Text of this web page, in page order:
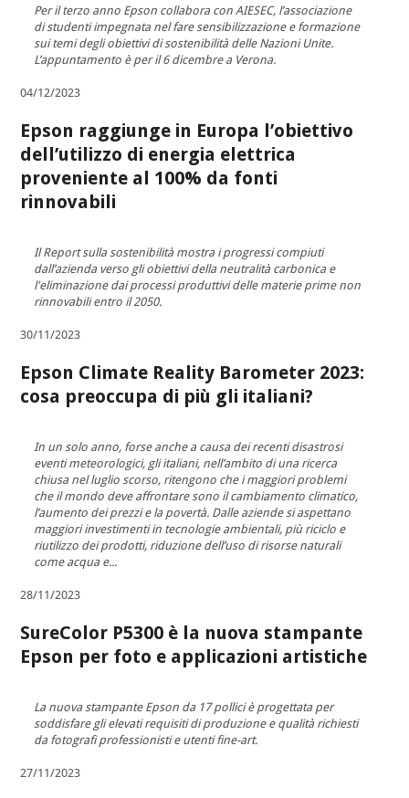
Per il terzo anno Epson collabora con AIESEC, l’associazione
di studenti impegnata nel fare sensibilizzazione e formazione
sui temi degli obiettivi di sostenibilità delle Nazioni Unite.
L’appuntamento è per il 6 dicembre a Verona.
04/12/2023
Epson raggiunge in Europa l’obiettivo
dell’utilizzo di energia elettrica
proveniente al 100% da fonti
rinnovabili
Il Report sulla sostenibilità mostra i progressi compiuti
dall’azienda verso gli obiettivi della neutralità carbonica e
l'eliminazione dai processi produttivi delle materie prime non
rinnovabili entro il 2050.
30/11/2023
Epson Climate Reality Barometer 2023:
cosa preoccupa di più gli italiani?
In un solo anno, forse anche a causa dei recenti disastrosi
eventi meteorologici, gli italiani, nell’ambito di una ricerca
chiusa nel luglio scorso, ritengono che i maggiori problemi
che il mondo deve affrontare sono il cambiamento climatico,
l’aumento dei prezzi e la povertà. Dalle aziende si aspettano
maggiori investimenti in tecnologie ambientali, più riciclo e
riutilizzo dei prodotti, riduzione dell’uso di risorse naturali
come acqua e...
28/11/2023
SureColor P5300 è la nuova stampante
Epson per foto e applicazioni artistiche
La nuova stampante Epson da 17 pollici è progettata per
soddisfare gli elevati requisiti di produzione e qualità richiesti
da fotografi professionisti e utenti fine-art.
27/11/2023